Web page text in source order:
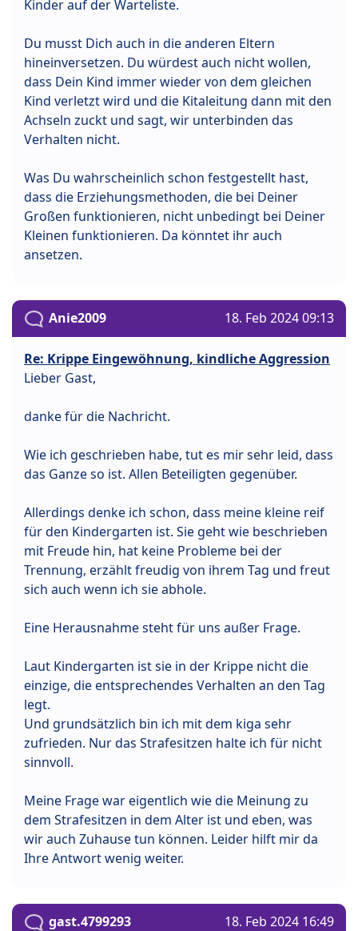
Kinder auf der Warteliste.
Du musst Dich auch in die anderen Eltern
hineinversetzen. Du würdest auch nicht wollen,
dass Dein Kind immer wieder von dem gleichen
Kind verletzt wird und die Kitaleitung dann mit den
Achseln zuckt und sagt, wir unterbinden das
Verhalten nicht.
Was Du wahrscheinlich schon festgestellt hast,
dass die Erziehungsmethoden, die bei Deiner
Großen funktionieren, nicht unbedingt bei Deiner
Kleinen funktionieren. Da könntet ihr auch
ansetzen.
Anie2009 18. Feb 2024 09:13
Re: Krippe Eingewöhnung, kindliche Aggression
Lieber Gast,
danke für die Nachricht.
Wie ich geschrieben habe, tut es mir sehr leid, dass
das Ganze so ist. Allen Beteiligten gegenüber.
Allerdings denke ich schon, dass meine kleine reif
für den Kindergarten ist. Sie geht wie beschrieben
mit Freude hin, hat keine Probleme bei der
Trennung, erzählt freudig von ihrem Tag und freut
sich auch wenn ich sie abhole.
Eine Herausnahme steht für uns außer Frage.
Laut Kindergarten ist sie in der Krippe nicht die
einzige, die entsprechendes Verhalten an den Tag
legt.
Und grundsätzlich bin ich mit dem kiga sehr
zufrieden. Nur das Strafesitzen halte ich für nicht
sinnvoll.
Meine Frage war eigentlich wie die Meinung zu
dem Strafesitzen in dem Alter ist und eben, was
wir auch Zuhause tun können. Leider hilft mir da
Ihre Antwort wenig weiter.
gast.4799293 18. Feb 2024 16:49